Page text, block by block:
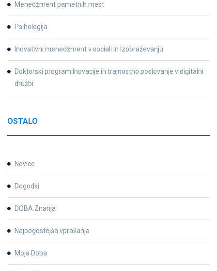
Menedžment pametnih mest
Psihologija
Inovativni menedžment v sociali in izobraževanju
Doktorski program Inovacije in trajnostno poslovanje v digitalni
družbi
OSTALO
Novice
Dogodki
DOBA Znanja
Najpogostejša vprašanja
Moja Doba